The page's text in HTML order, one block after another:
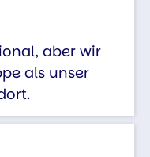
aber wir
als unser